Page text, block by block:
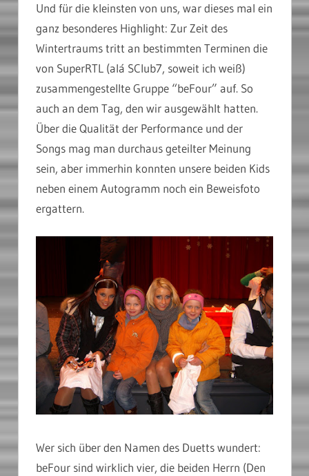
Und für die kleinsten von uns, war dieses mal ein
ganz besonderes Highlight: Zur Zeit des
Wintertraums tritt an bestimmten Terminen die
von SuperRTL (alá SClub7, soweit ich weiß)
zusammengestellte Gruppe “beFour” auf. So
auch an dem Tag, den wir ausgewählt hatten.
Über die Qualität der Performance und der
Songs mag man durchaus geteilter Meinung
sein, aber immerhin konnten unsere beiden Kids
neben einem Autogramm noch ein Beweisfoto
ergattern.
Wer sich über den Namen des Duetts wundert:
beFour sind wirklich vier, die beiden Herrn (Den